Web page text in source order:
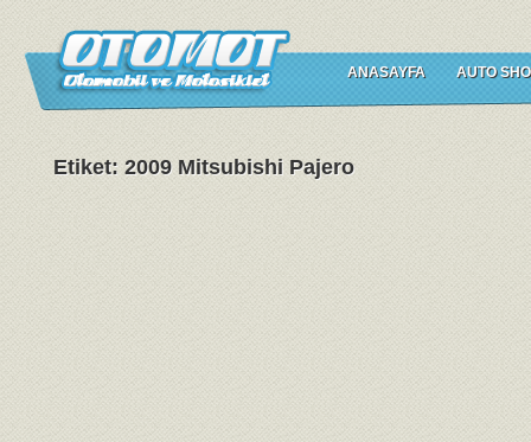
ANASAYFA AUTO
Etiket: 2009 Mitsubishi Pajero